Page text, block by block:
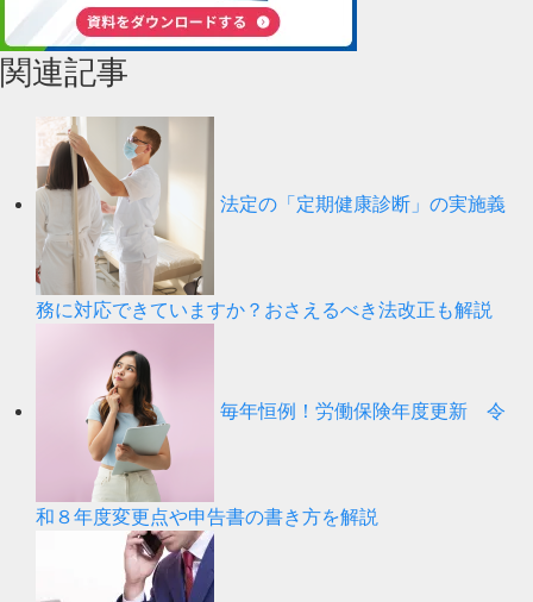
関連記事
法定の「定期健康診断」の実施義
務に対応できていますか？おさえるべき法改正も解説
毎年恒例！労働保険年度更新 令
和８年度変更点や申告書の書き方を解説